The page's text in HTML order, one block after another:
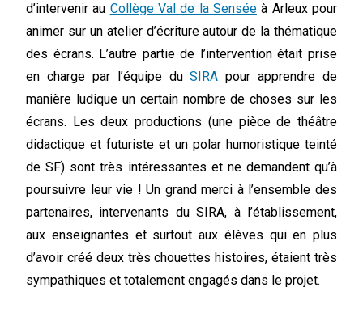
d’intervenir au Collège Val de la Sensée à Arleux pour
animer sur un atelier d’écriture autour de la thématique
des écrans. L’autre partie de l’intervention était prise
en charge par l’équipe duSIRA pour apprendre de
manière ludique un certain nombre de choses sur les
écrans. Les deux productions (une pièce de théâtre
didactique et futuriste et un polar humoristique teinté
de SF) sont très intéressantes et ne demandent qu’à
poursuivre leur vie ! Un grand merci à l’ensemble des
partenaires, intervenants du SIRA, à l’établissement,
aux enseignantes et surtout aux élèves qui en plus
d’avoir créé deux très chouettes histoires, étaient très
sympathiques et totalement engagés dans le projet.